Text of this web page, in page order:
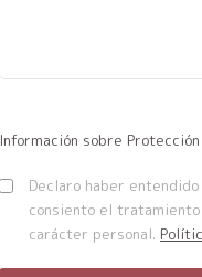
Información sobre
Declaro haber
consiento el
carácter personal.